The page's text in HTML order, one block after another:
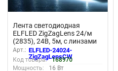
Лента светодиодная
ELFLED ZigZagLens 24/м
(2835), 24В, 5м, с линзами
170гр, белый холодный
11000К
Арт.: ELFLED-24024-
ZigZagLensCW
Код товара:
168970
Мощность:
16 Вт